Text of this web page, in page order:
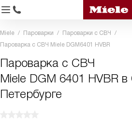
Miele Пароварки
Пароварки с СВЧ
Пароварка с СВЧ Miele DGM6401 HVBR
Пароварка с СВЧ
Miele DGM 6401 HVBR в
Петербурге